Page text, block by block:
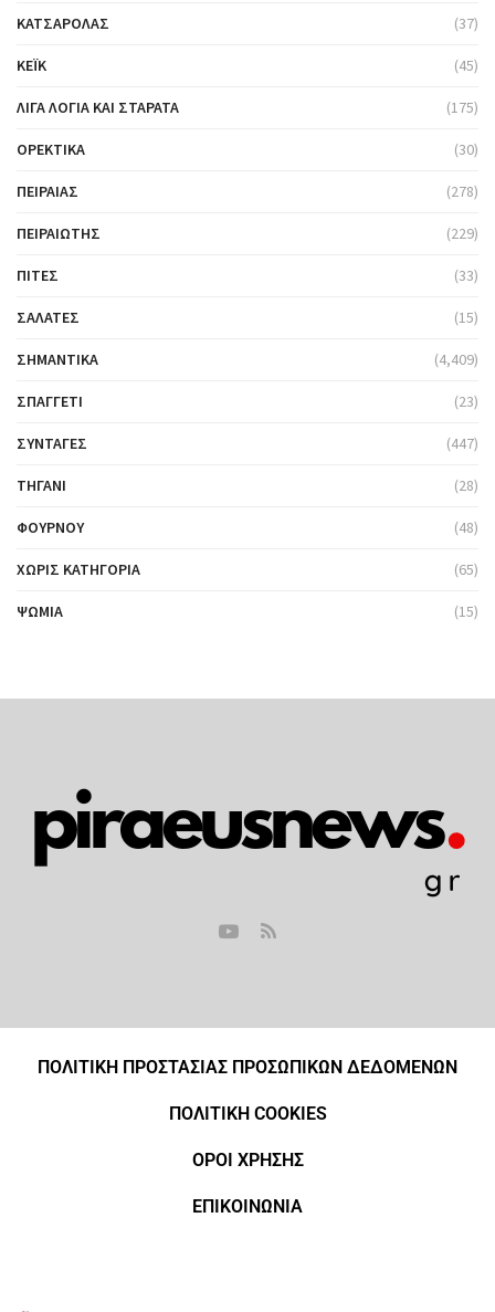
ΚΑΤΣΑΡΌΛΑΣ (37)
ΚΈΙΚ (45)
ΛΊΓΑ ΛΌΓΙΑ ΚΑΙ ΣΤΑΡΆΤΑ (175)
ΟΡΕΚΤΙΚΆ (30)
ΠΕΙΡΑΙΆΣ (278)
ΠΕΙΡΑΙΏΤΗΣ (229)
ΠΊΤΕΣ (33)
ΣΑΛΆΤΕΣ (15)
ΣΗΜΑΝΤΙΚΆ (4,409)
ΣΠΑΓΓΈΤΙ (23)
ΣΥΝΤΑΓΈΣ (447)
ΤΗΓΆΝΙ (28)
ΦΟΎΡΝΟΥ (48)
ΧΩΡΊΣ ΚΑΤΗΓΟΡΊΑ (65)
ΨΩΜΙΆ (15)
ΠΟΛΙΤΙΚΗ ΠΡΟΣΤΑΣΙΑΣ ΠΡΟΣΩΠΙΚΩΝ ΔΕΔΟΜΕΝΩΝ
ΠΟΛΙΤΙΚΗ COOKIES
ΟΡΟΙ ΧΡΗΣΗΣ
ΕΠΙΚΟΙΝΩΝΙΑ